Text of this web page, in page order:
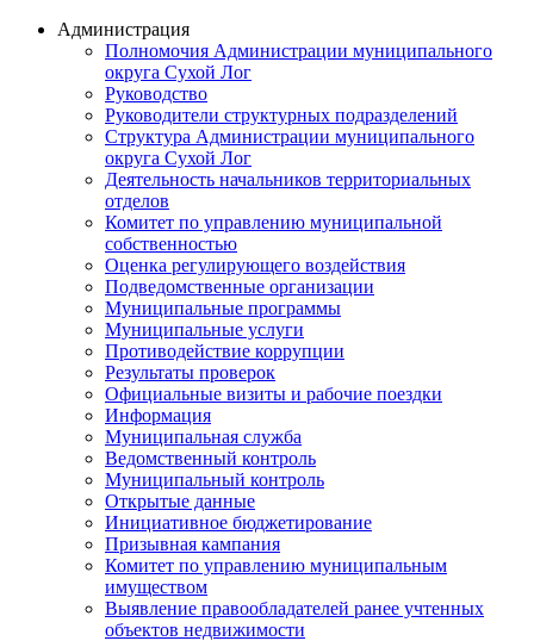
Администрация
Полномочия Администрации муниципального
округа Сухой Лог
Руководство
Руководители структурных подразделений
Структура Администрации муниципального
округа Сухой Лог
Деятельность начальников территориальных
отделов
Комитет по управлению муниципальной
собственностью
Оценка регулирующего воздействия
Подведомственные организации
Муниципальные программы
Муниципальные услуги
Противодействие коррупции
Результаты проверок
Официальные визиты и рабочие поездки
Информация
Муниципальная служба
Ведомственный контроль
Муниципальный контроль
Открытые данные
Инициативное бюджетирование
Призывная кампания
Комитет по управлению муниципальным
имуществом
Выявление правообладателей ранее учтенных
объектов недвижимости